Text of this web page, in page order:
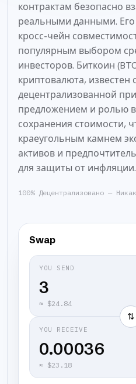
контрактам безопасно
реальными данными. Его
кросс-чейн
популярным выбором
инвесторов. Биткоин
криптовалюта, известен
децентрализованной
предложением и ролью в
сохранения стоимости,
краеугольным камнем
активов и
для защиты от инфляции.
100% Децентрализовано —
Swap
YOU SEND
≈ $24.84
⇅
YOU RECEIVE
0.00036
≈ $23.18